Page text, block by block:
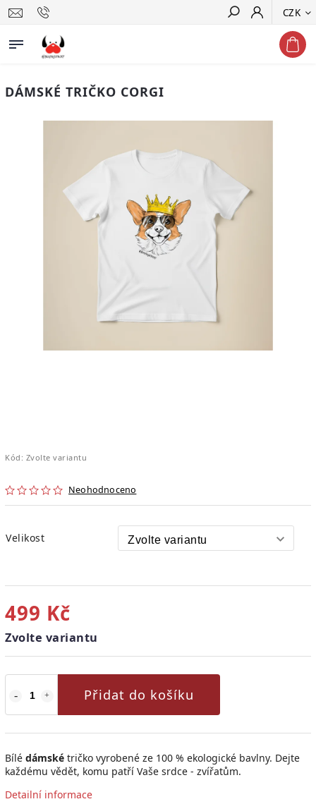
CZK
Hledat
DÁMSKÉ TRIČKO CORGI
Kód: Zvolte variantu
Neohodnoceno
Velikost
499 Kč
Zvolte variantu
Přidat do košíku
Bílé dámské tričko vyrobené ze 100 % ekologické bavlny. Dejte
každému vědět, komu patří Vaše srdce - zvířatům.
Detailní informace